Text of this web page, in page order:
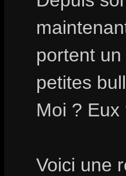
portent
petites
Moi ? Eux
Voici une